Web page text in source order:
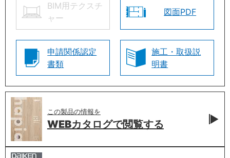
BIM用テクスチ
ャー
図面PDF
申請関係認定
書類
施工・取扱説
明書
この製品の情報を
WEBカタログで閲覧する